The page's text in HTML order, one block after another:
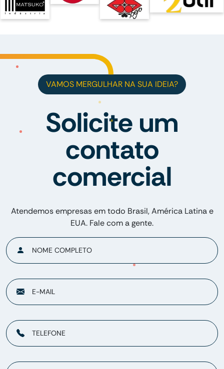
VAMOS MERGULHAR NA SUA IDEIA?
Solicite um
contato
comercial
Atendemos empresas em todo Brasil, América Latina e
EUA. Fale com a gente.
NOME COMPLETO
E-MAIL
TELEFONE